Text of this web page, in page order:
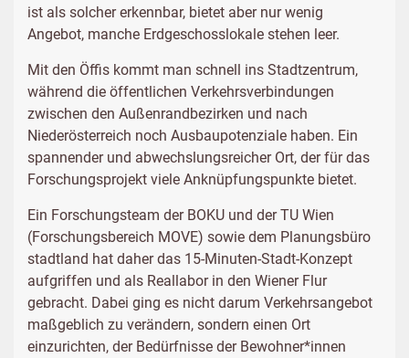
ist als solcher erkennbar, bietet aber nur wenig
Angebot, manche Erdgeschosslokale stehen leer.
Mit den Öffis kommt man schnell ins Stadtzentrum,
während die öffentlichen Verkehrsverbindungen
zwischen den Außenrandbezirken und nach
Niederösterreich noch Ausbaupotenziale haben. Ein
spannender und abwechslungsreicher Ort, der für das
Forschungsprojekt viele Anknüpfungspunkte bietet.
Ein Forschungsteam der BOKU und der TU Wien
(Forschungsbereich MOVE) sowie dem Planungsbüro
stadtland hat daher das 15-Minuten-Stadt-Konzept
aufgriffen und als Reallabor in den Wiener Flur
gebracht. Dabei ging es nicht darum Verkehrsangebot
maßgeblich zu verändern, sondern einen Ort
einzurichten, der Bedürfnisse der Bewohner*innen